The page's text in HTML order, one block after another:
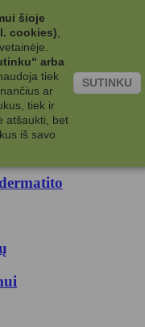
šioje
cookies)
arba
tiek
ar
tiek ir
atšaukti, bet
iš savo
SUTINKU